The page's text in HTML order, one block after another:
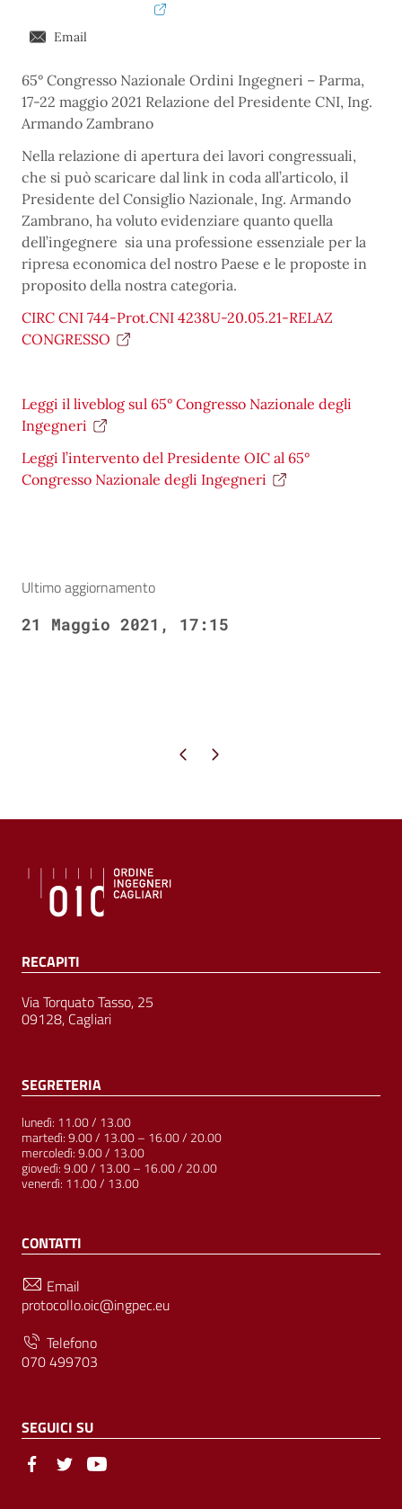
Email
65° Congresso Nazionale Ordini Ingegneri – Parma,
17-22 maggio 2021 Relazione del Presidente CNI, Ing.
Armando Zambrano
Nella relazione di apertura dei lavori congressuali,
che si può scaricare dal link in coda all’articolo, il
Presidente del Consiglio Nazionale, Ing. Armando
Zambrano, ha voluto evidenziare quanto quella
dell’ingegnere sia una professione essenziale per la
ripresa economica del nostro Paese e le proposte in
proposito della nostra categoria.
CIRC CNI 744-Prot.CNI 4238U-20.05.21-RELAZ
CONGRESSO
Leggi il liveblog sul 65° Congresso Nazionale degli
Ingegneri
Leggi l’intervento del Presidente OIC al 65°
Congresso Nazionale degli Ingegneri
Ultimo aggiornamento
21 Maggio 2021, 17:15
Pagina precedente
Pagina successiva
RECAPITI
Via Torquato Tasso, 25
09128, Cagliari
SEGRETERIA
lunedì: 11.00 / 13.00
martedì: 9.00 / 13.00 – 16.00 / 20.00
mercoledì: 9.00 / 13.00
giovedì: 9.00 / 13.00 – 16.00 / 20.00
venerdì: 11.00 / 13.00
CONTATTI
Email
protocollo.oic@ingpec.eu
Telefono
070 499703
SEGUICI SU